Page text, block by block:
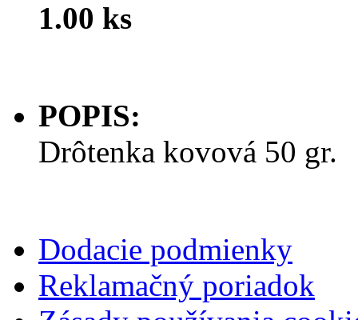
1.00 ks
POPIS:
Drôtenka kovová 50 gr.
Dodacie podmienky
Reklamačný poriadok